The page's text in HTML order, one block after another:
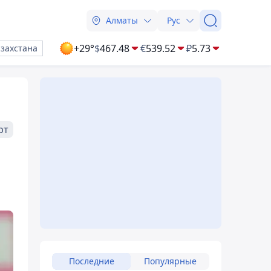
Алматы Рус
+29°$467.48 €539.52 ₽5.73
Последние Популярные